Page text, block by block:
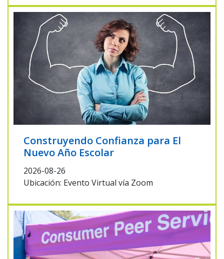
Construyendo Confianza para El
Nuevo Año Escolar
2026-08-26
Ubicación: Evento Virtual vía Zoom